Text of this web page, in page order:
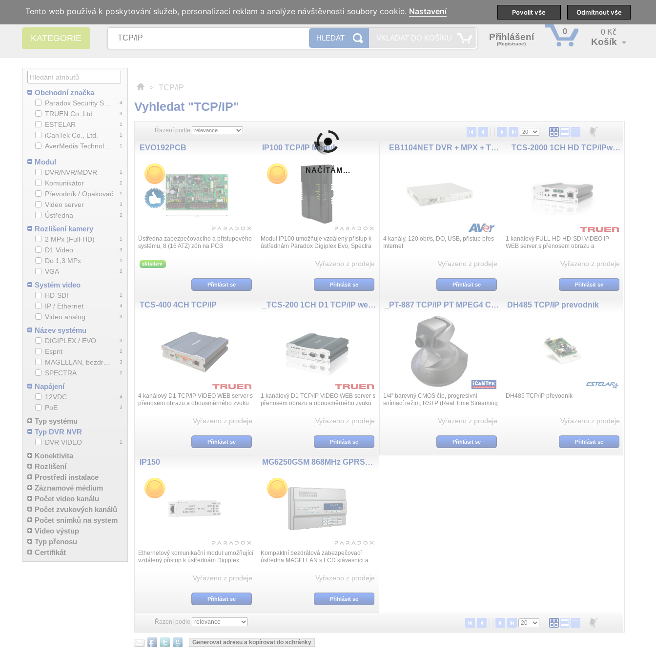
Naše pobočky Technická podpora CS
KATEGORIE HLEDAT VKLÁDAT DO KOŠÍKU Přihlášení
(Registrace)
0 0 Kč
Košík
Obchodní značka
4
Paradox Security Systems
3
TRUEN Co.,Ltd
1
ESTELAR
1
iCanTek Co., Ltd.
1
Modul
1
DVR/NVR/MDVR
2
Komunikátor
1
Převodník / Opakovač
3
Video server
2
Ústředna
Rozlišení kamery
1
2 MPx (Full-HD)
3
D1 Video
1
Do 1,3 MPx
2
VGA
Systém video
1
HD-SDI
4
IP / Ethernet
3
Video analog
Název systému
3
DIGIPLEX / EVO
2
Esprit
3
MAGELLAN, bezdrátový systém
2
SPECTRA
Napájení
4
12VDC
3
PoE
Typ systému
Typ DVR NVR
1
DVR VIDEO
Konektivita
Rozlišení
Prostředí instalace
Záznamové médium
Počet video kanálu
Počet zvukových kanálů
Počet snímků na system
Video výstup
Typ přenosu
Certifikát
> TCP/IP
Vyhledat "TCP/IP"
NAČÍTÁM...
Řazení podle
EVO192PCB
Ústředna zabezpečovacího a přístupového
systému, 8 (16 ATZ) zón na PCB
podsystémů, 999 uživatelů, možno připojit
až ...
skladem
Přihlásit se
IP100 TCP/IP Modul
Modul IP100 umožňuje vzdálený přístup k
ústřednám Paradox Digiplex Evo, Spectra
Navíc uživatel navíc získá mož...Vyřazeno z prodeje
Přihlásit se
_EB1104NET DVR + MPX + TCP/IP
4 kanály, 120 obr/s, DO, USB, přístup přes
Internet
Vyřazeno z prodeje
Přihlásit se
_TCS-2000 1CH HD TCP/IPweb ser
1 kanálový FULL HD HD-SDI VIDEO IP
WEB server s přenosem obrazu a
režimu - enkodér, dekodér nebo dupex,
Vyřazeno z prodeje
Přihlásit se
TCS-400 4CH TCP/IP
4 kanálový D1 TCP/IP VIDEO WEB server s
přenosem obrazu a obousměrného zvuku
H.264/MJPEG komprese, rozlišení
Vyřazeno z prodeje
Přihlásit se
_TCS-200 1CH D1 TCP/IP web ser
1 kanálový D1 TCP/IP VIDEO WEB server s
přenosem obrazu a obousměrného zvuku
dekodér nebo dupex, komprese H.264/M...
Vyřazeno z prodeje
Přihlásit se
_PT-887 TCP/IP PT MPEG4 Camera
1/4” barevný CMOS čip, progresivní
snímací režim, RSTP (Real Time Streaming
elektronická uzávěrka, motorický po...
Vyřazeno z prodeje
Přihlásit se
DH485 TCP/IP prevodnik
DH485 TCP/IP převodník
Vyřazeno z prodeje
Přihlásit se
IP150
Ethernetový komunikační modul umožňující
vzdálený přístup k ústřednám Digiplex
MG5000/5050 pomocí síťového rozhraní
Vyřazeno z prodeje
Přihlásit se
MG6250GSM 868MHz GPRS14 whit
Kompaktní bezdrátová zabezpečovací
ústředna MAGELLAN s LCD klávesnici a
komunikaci až 6 kanály: IP, GPRS, GSM,
Vyřazeno z prodeje
Přihlásit se
Řazení podle
Tento web používá k poskytování služeb, personalizaci reklam a analýze návštěvnosti soubory cookie. Nastavení Povolit vše Odmítnout vše